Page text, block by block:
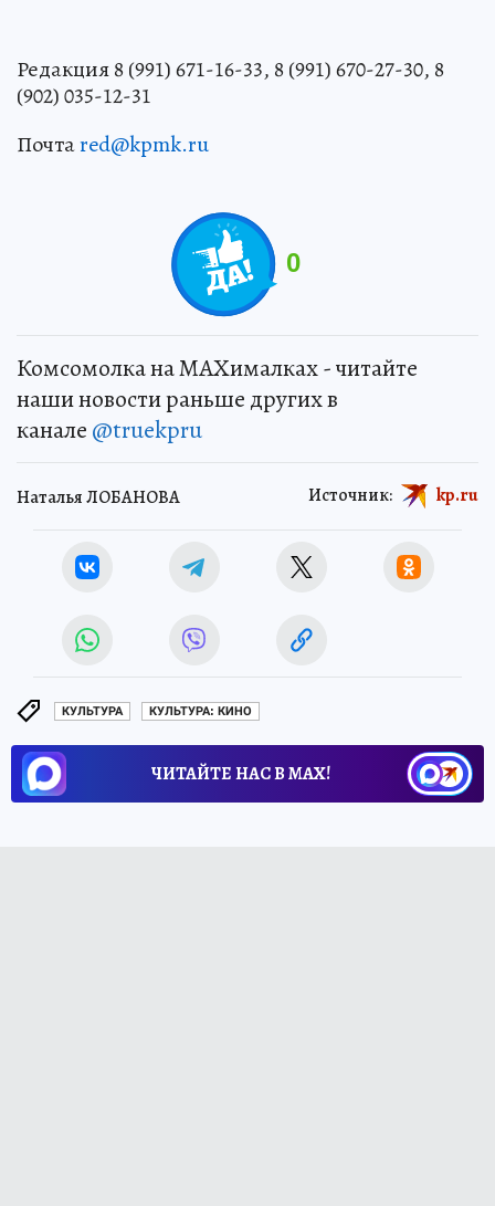
Редакция 8 (991) 671-16-33, 8 (991) 670-27-30, 8
(902) 035-12-31
Почтаred@kpmk.ru
0
Комсомолка на MAXималках - читайте
наши новости раньше других в
канале @truekpru
Наталья ЛОБАНОВА Источник: kp.ru
КУЛЬТУРА КУЛЬТУРА: КИНО
ЧИТАЙТЕ НАС В МАХ!